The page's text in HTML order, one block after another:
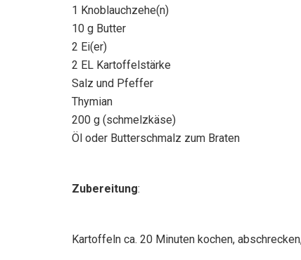
1 Knoblauchzehe(n)
10 g Butter
2 Ei(er)
2 EL Kartoffelstärke
Salz und Pfeffer
Thymian
200 g (schmelzkäse)
Öl oder Butterschmalz zum Braten
Zubereitung:
Kartoffeln ca. 20 Minuten kochen,